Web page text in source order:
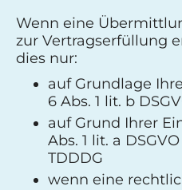
Wenn eine
zur Vertragserfüllung
dies nur:
auf Grundlage
6 Abs. 1 lit. b
auf Grund Ihrer
Abs. 1 lit. a
TDDDG
wenn eine